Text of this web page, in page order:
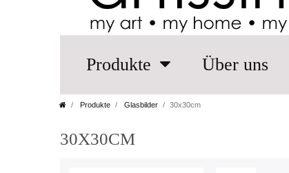
Produkte Über uns
Produkte Glasbilder 30x30cm
30X30CM